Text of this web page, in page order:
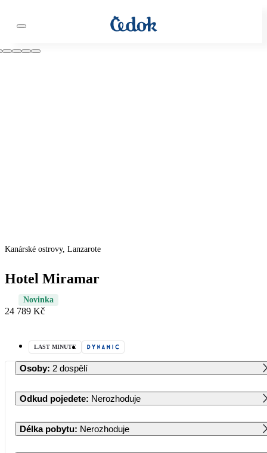
Kanárské ostrovy, Lanzarote
Hotel Miramar
Novinka
24 789 Kč
LAST MINUTE
Osoby: 2 dospělí
Odkud pojedete: Nerozhoduje
Délka pobytu: Nerozhoduje